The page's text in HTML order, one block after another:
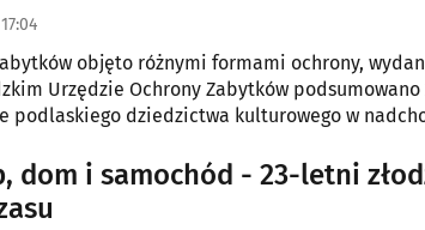
objęto różnymi formami ochrony,
Urzędzie Ochrony Zabytków podsumowano
podlaskiego dziedzictwa kulturowego w
dom i samochód - 23-letni